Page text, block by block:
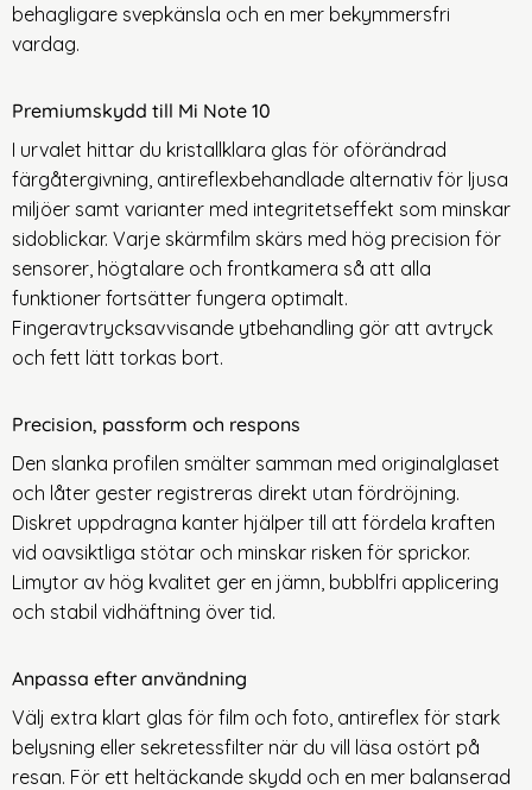
behagligare svepkänsla och en mer bekymmersfri
vardag.
Premiumskydd till Mi Note 10
I urvalet hittar du kristallklara glas för oförändrad
färgåtergivning, antireflexbehandlade alternativ för ljusa
miljöer samt varianter med integritetseffekt som minskar
sidoblickar. Varje skärmfilm skärs med hög precision för
sensorer, högtalare och frontkamera så att alla
funktioner fortsätter fungera optimalt.
Fingeravtrycksavvisande ytbehandling gör att avtryck
och fett lätt torkas bort.
Precision, passform och respons
Den slanka profilen smälter samman med originalglaset
och låter gester registreras direkt utan fördröjning.
Diskret uppdragna kanter hjälper till att fördela kraften
vid oavsiktliga stötar och minskar risken för sprickor.
Limytor av hög kvalitet ger en jämn, bubblfri applicering
och stabil vidhäftning över tid.
Anpassa efter användning
Välj extra klart glas för film och foto, antireflex för stark
belysning eller sekretessfilter när du vill läsa ostört på
resan. För ett heltäckande skydd och en mer balanserad